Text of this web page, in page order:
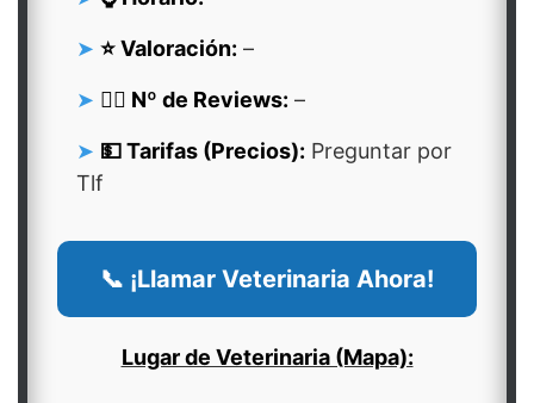
⭐ Valoración: –
👍🏻 Nº de Reviews: –
💵 Tarifas (Precios): Preguntar por
Tlf
📞 ¡Llamar Veterinaria Ahora!
Lugar de Veterinaria (Mapa):